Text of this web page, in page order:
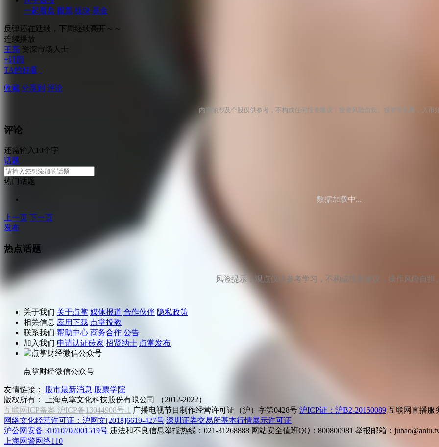
一起看盘 股票 板块 基金
反弹还在延续，下周继续高开～～
连续播放
王亮 资深市场人士
+订阅
TA的好看
收藏 分享到 评论
内容如涉及个股仅供参考，不构成任何投资建议！投资风险自负。投资有风险，入市
评论
还需输入10个字
话题
热门话题
数据加载中...
上一页 下一页
发布
热点话题
风险提示：观点仅供参考学习，不构成投资建议，操作风险自担
关于我们 关于点掌 媒体报道 合作伙伴 隐私政策
相关信息 应用下载 点掌投教
联系我们 帮助中心 商务合作 公告
加入我们 申请认证砖家 招贤纳士 点掌发布
点掌财经微信公众号
友情链接： 股市最新消息 股票学院
版权所有：
上海点掌文化科技股份有限公司 （2012-2022）
互联网ICP备案 沪ICP备13044908号-1 广播电视节目制作经营许可证（沪）字第0428号 沪ICP证：沪B2-20150089 互联网直播服
网络文化经营许可证：沪网文[2018]6619-427号 深圳证券交易所基本行情展示许可证
沪公网安备 31010702001519号 违法和不良信息举报热线：021-31268888 网站安全值班QQ：800800981 举报邮箱：
上海网警网络110